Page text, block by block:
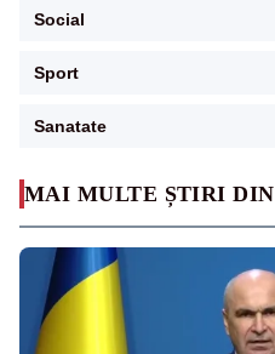
MAI MULTE ȘTIRI DIN
Social
Sport
Sanatate